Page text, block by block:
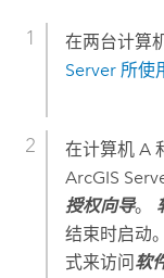
在两台计算
Server所使
在计算机 A
ArcGIS
授权向导。
结束时启动
式来访问软